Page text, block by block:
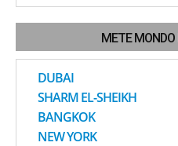
METE
DUBAI
SHARM EL-SHEIKH
BANGKOK
NEW YORK